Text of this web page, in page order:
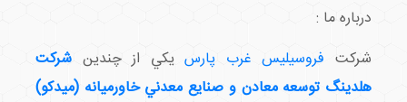
درباره ما :
شركت فروسيليس غرب پارسيكي از چندينشركت
هلدينگ توسعه معادن و صنايع معدني خاورميانه (ميدكو)